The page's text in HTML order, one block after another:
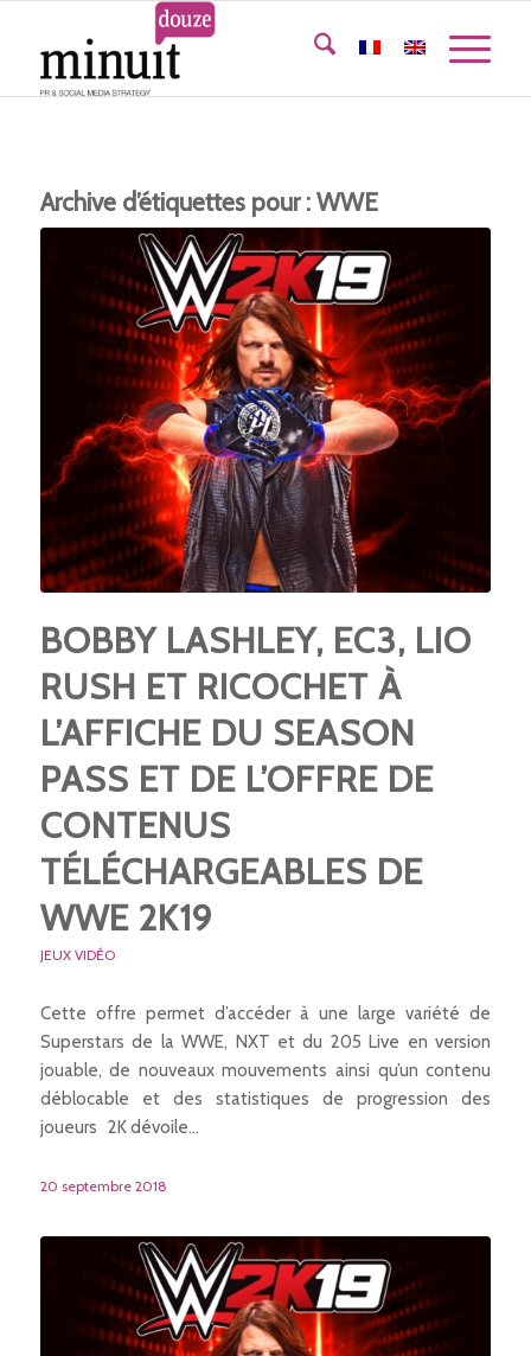
Archive d’étiquettes pour : WWE
BOBBY LASHLEY, EC3, LIO
RUSH ET RICOCHET À
L’AFFICHE DU SEASON
PASS ET DE L’OFFRE DE
CONTENUS
TÉLÉCHARGEABLES DE
WWE 2K19
JEUX VIDÉO
Cette offre permet d’accéder à une large variété de
Superstars de la WWE, NXT et du 205 Live en version
jouable, de nouveaux mouvements ainsi qu’un contenu
déblocable et des statistiques de progression des
joueurs 2K dévoile…
20 septembre 2018